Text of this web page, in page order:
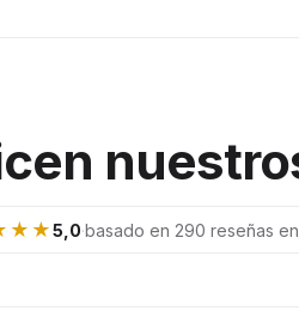
5,0·basado en 290 reseñas